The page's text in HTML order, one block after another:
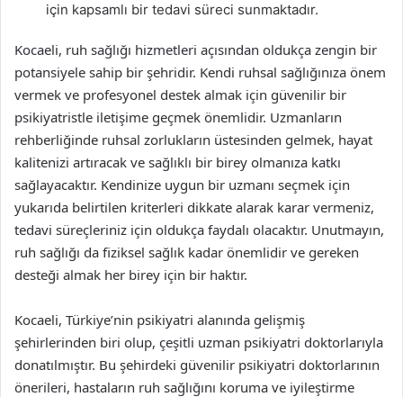
için kapsamlı bir tedavi süreci sunmaktadır.
Kocaeli, ruh sağlığı hizmetleri açısından oldukça zengin bir
potansiyele sahip bir şehridir. Kendi ruhsal sağlığınıza önem
vermek ve profesyonel destek almak için güvenilir bir
psikiyatristle iletişime geçmek önemlidir. Uzmanların
rehberliğinde ruhsal zorlukların üstesinden gelmek, hayat
kalitenizi artıracak ve sağlıklı bir birey olmanıza katkı
sağlayacaktır. Kendinize uygun bir uzmanı seçmek için
yukarıda belirtilen kriterleri dikkate alarak karar vermeniz,
tedavi süreçleriniz için oldukça faydalı olacaktır. Unutmayın,
ruh sağlığı da fiziksel sağlık kadar önemlidir ve gereken
desteği almak her birey için bir haktır.
Kocaeli, Türkiye’nin psikiyatri alanında gelişmiş
şehirlerinden biri olup, çeşitli uzman psikiyatri doktorlarıyla
donatılmıştır. Bu şehirdeki güvenilir psikiyatri doktorlarının
önerileri, hastaların ruh sağlığını koruma ve iyileştirme